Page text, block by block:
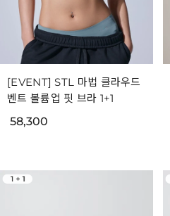
[EVENT] STL 마법 클라우드
벤트 볼륨업 핏 브라 1+1
58,300